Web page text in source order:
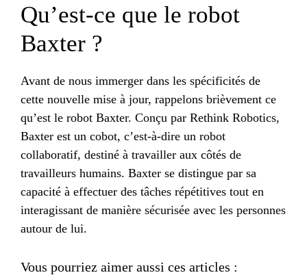
Qu’est-ce que le robot
Baxter ?
Avant de nous immerger dans les spécificités de
cette nouvelle mise à jour, rappelons brièvement ce
qu’est le robot Baxter. Conçu par Rethink Robotics,
Baxter est un cobot, c’est-à-dire un robot
collaboratif, destiné à travailler aux côtés de
travailleurs humains. Baxter se distingue par sa
capacité à effectuer des tâches répétitives tout en
interagissant de manière sécurisée avec les personnes
autour de lui.
Vous pourriez aimer aussi ces articles :